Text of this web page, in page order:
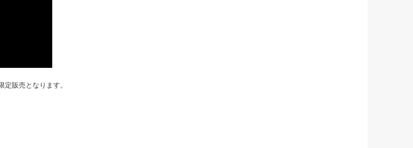
販売となります。